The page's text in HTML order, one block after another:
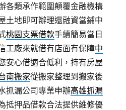
各類承作範圍顛覆金融機構
土地即可辦理還融資當鋪中
桃園支票借款手續簡易當日
工廠來就借有店面有保障中
安心借適合低利，持有房屋
南搬家從搬家整理到搬家後
抓漏公司專業申辦高雄抓漏
抵押品借款合法提供維修優